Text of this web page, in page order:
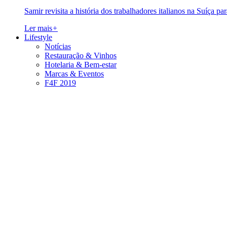
Samir revisita a história dos trabalhadores italianos na Suíça
Ler mais+
Lifestyle
Notícias
Restauração & Vinhos
Hotelaria & Bem-estar
Marcas & Eventos
F4F 2019